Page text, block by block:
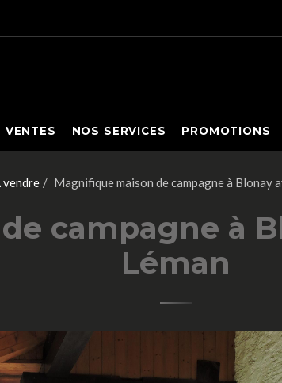
VENTES NOS SERVICES PROMOTIONS
vendre Magnifique maison de campagne à Blonay
campagne à
Léman